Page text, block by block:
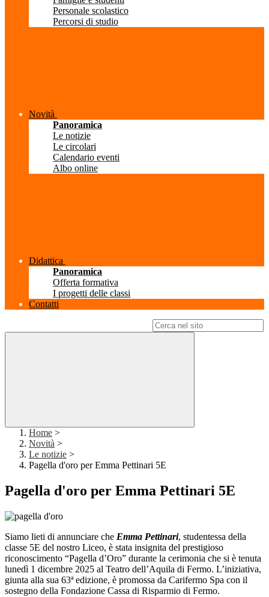
Personale scolastico
Percorsi di studio
Novità
Panoramica
Le notizie
Le circolari
Calendario eventi
Albo online
Didattica
Panoramica
Offerta formativa
I progetti delle classi
Contatti
Home >
Novità >
Le notizie >
Pagella d'oro per Emma Pettinari 5E
Pagella d'oro per Emma Pettinari 5E
Siamo lieti di annunciare che Emma Pettinari, studentessa della
classe 5E del nostro Liceo, è stata insignita del prestigioso
riconoscimento “Pagella d’Oro” durante la cerimonia che si è tenuta
lunedì 1 dicembre 2025 al Teatro dell’Aquila di Fermo. L’iniziativa,
giunta alla sua 63ª edizione, è promossa da Carifermo Spa con il
sostegno della Fondazione Cassa di Risparmio di Fermo.